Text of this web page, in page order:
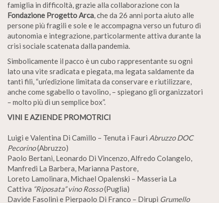
famiglia in difficoltà, grazie alla collaborazione con la
Fondazione Progetto Arca, che da 26 anni porta aiuto alle
persone più fragili e sole e le accompagna verso un futuro di
autonomia e integrazione, particolarmente attiva durante la
crisi sociale scatenata dalla pandemia.
Simbolicamente il pacco è un cubo rappresentante su ogni
lato una vite sradicata e piegata, ma legata saldamente da
tanti fili, “un’edizione limitata da conservare e riutilizzare,
anche come sgabello o tavolino, – spiegano gli organizzatori
– molto più di un semplice box”.
VINI E AZIENDE PROMOTRICI
Luigi e Valentina Di Camillo – Tenuta i Fauri Abruzzo DOC
Pecorino(Abruzzo)
Paolo Bertani, Leonardo Di Vincenzo, Alfredo Colangelo,
Manfredi La Barbera, Marianna Pastore,
Loreto Lamolinara, Michael Opalenski – Masseria La
Cattiva “Riposata” vino Rosso(Puglia)
Davide Fasolini e Pierpaolo Di Franco – Dirupi Grumello